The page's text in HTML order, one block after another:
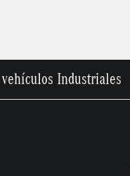
vehículos Industriales